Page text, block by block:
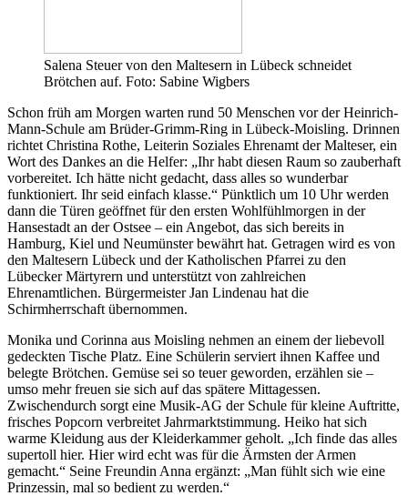
Salena Steuer von den Maltesern in Lübeck schneidet
Brötchen auf. Foto: Sabine Wigbers
Schon früh am Morgen warten rund 50 Menschen vor der Heinrich-
Mann-Schule am Brüder-Grimm-Ring in Lübeck-Moisling. Drinnen
richtet Christina Rothe, Leiterin Soziales Ehrenamt der Malteser, ein
Wort des Dankes an die Helfer: „Ihr habt diesen Raum so zauberhaft
vorbereitet. Ich hätte nicht gedacht, dass alles so wunderbar
funktioniert. Ihr seid einfach klasse.“ Pünktlich um 10 Uhr werden
dann die Türen geöffnet für den ersten Wohlfühlmorgen in der
Hansestadt an der Ostsee – ein Angebot, das sich bereits in
Hamburg, Kiel und Neumünster bewährt hat. Getragen wird es von
den Maltesern Lübeck und der Katholischen Pfarrei zu den
Lübecker Märtyrern und unterstützt von zahlreichen
Ehrenamtlichen. Bürgermeister Jan Lindenau hat die
Schirmherrschaft übernommen.
Monika und Corinna aus Moisling nehmen an einem der liebevoll
gedeckten Tische Platz. Eine Schülerin serviert ihnen Kaffee und
belegte Brötchen. Gemüse sei so teuer geworden, erzählen sie –
umso mehr freuen sie sich auf das spätere Mittagessen.
Zwischendurch sorgt eine Musik-AG der Schule für kleine Auftritte,
frisches Popcorn verbreitet Jahrmarktstimmung. Heiko hat sich
warme Kleidung aus der Kleiderkammer geholt. „Ich finde das alles
supertoll hier. Hier wird echt was für die Ärmsten der Armen
gemacht.“ Seine Freundin Anna ergänzt: „Man fühlt sich wie eine
Prinzessin, mal so bedient zu werden.“